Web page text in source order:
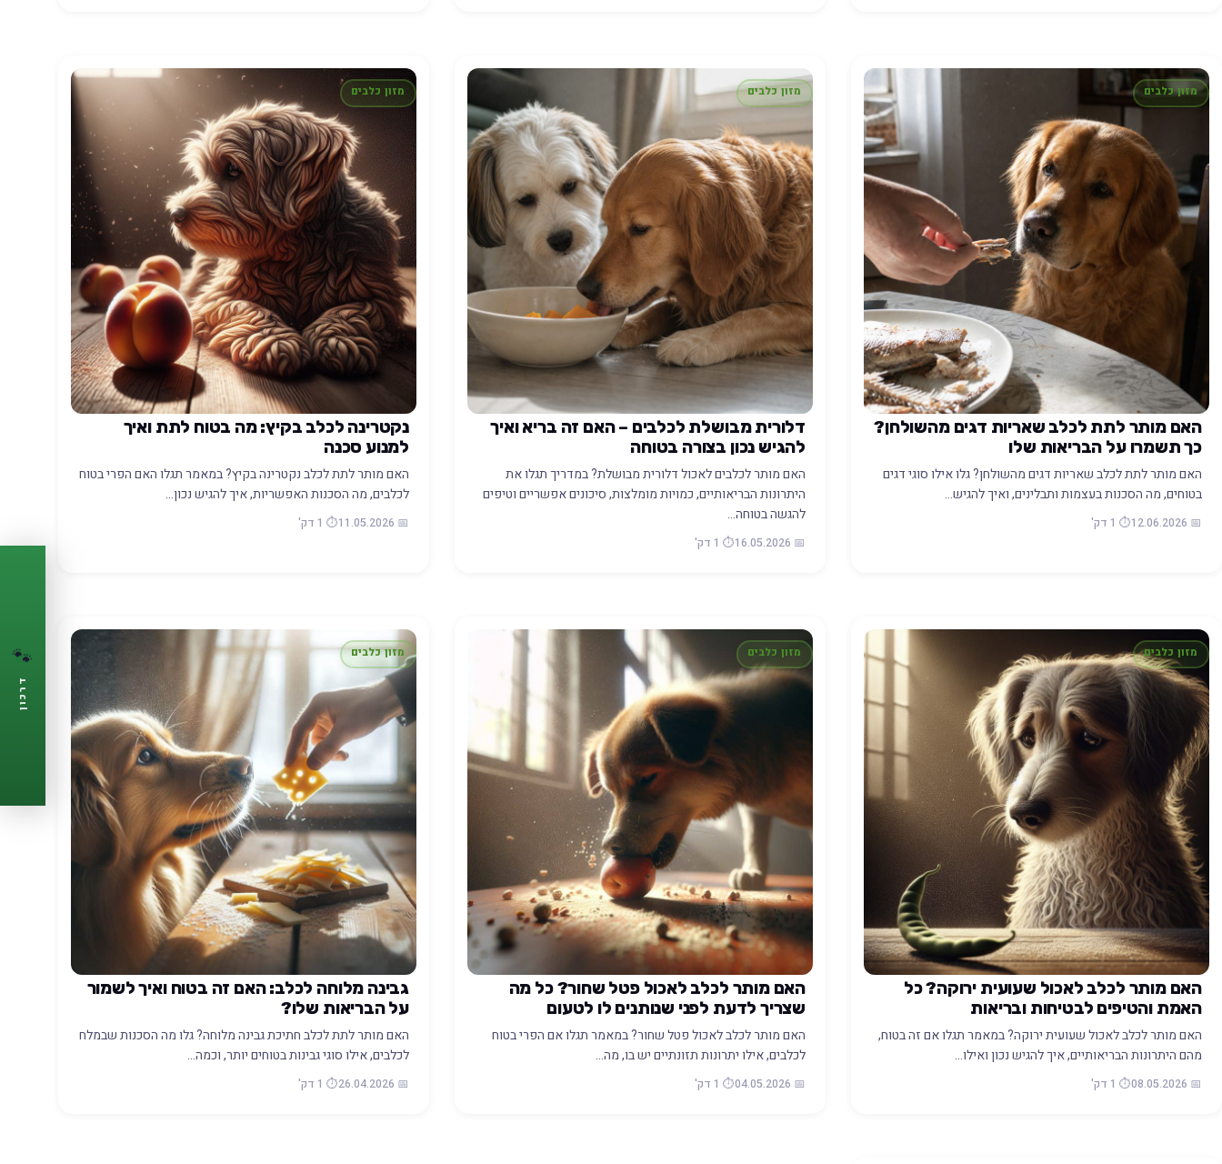
מזון כלבים
האם מותר לתת לכלב שאריות דגים מהשולחן?
כך תשמרו על הבריאות שלו
האם מותר לתת לכלב שאריות דגים מהשולחן? גלו אילו סוגי דגים
בטוחים, מה הסכנות בעצמות ותבלינים, ואיך להגיש…
📅 12.06.2026 ⏱️ 1 דק'
מזון כלבים
דלורית מבושלת לכלבים – האם זה בריא ואיך
להגיש נכון בצורה בטוחה
האם מותר לכלבים לאכול דלורית מבושלת? במדריך תגלו את
היתרונות הבריאותיים, כמויות מומלצות, סיכונים אפשריים וטיפים
להגשה בטוחה…
📅 16.05.2026 ⏱️ 1 דק'
מזון כלבים
נקטרינה לכלב בקיץ: מה בטוח לתת ואיך
למנוע סכנה
האם מותר לתת לכלב נקטרינה בקיץ? במאמר תגלו האם הפרי בטוח
לכלבים, מה הסכנות האפשריות, איך להגיש נכון…
📅 11.05.2026 ⏱️ 1 דק'
מזון כלבים
האם מותר לכלב לאכול שעועית ירוקה? כל
האמת והטיפים לבטיחות ובריאות
האם מותר לכלב לאכול שעועית ירוקה? במאמר תגלו אם זה בטוח,
מהם היתרונות הבריאותיים, איך להגיש נכון ואילו…
📅 08.05.2026 ⏱️ 1 דק'
מזון כלבים
האם מותר לכלב לאכול פטל שחור? כל מה
שצריך לדעת לפני שנותנים לו לטעום
האם מותר לכלב לאכול פטל שחור? במאמר תגלו אם הפרי בטוח
לכלבים, אילו יתרונות תזונתיים יש בו, מה…
📅 04.05.2026 ⏱️ 1 דק'
מזון כלבים
גבינה מלוחה לכלב: האם זה בטוח ואיך לשמור
על הבריאות שלו?
האם מותר לתת לכלב חתיכת גבינה מלוחה? גלו מה הסכנות שבמלח
לכלבים, אילו סוגי גבינות בטוחים יותר, וכמה…
📅 26.04.2026 ⏱️ 1 דק'
🐾
דרכון
הדרכון הדיגיטלי
לחיית המחמד שלך
מעקב חיסונים
🩺 תזכורות ביקורת
📋 פרופיל מלא
🆓חינם לגמרי
צור דרכון עכשיו ←